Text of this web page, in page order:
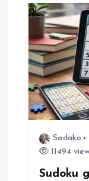
o
n
d
Sadako
11494
Sudoku